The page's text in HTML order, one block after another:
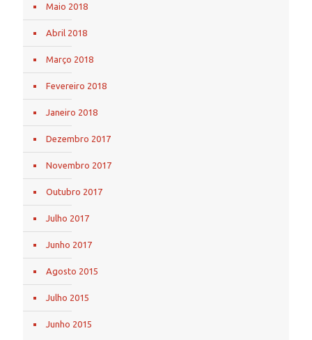
Maio 2018
Abril 2018
Março 2018
Fevereiro 2018
Janeiro 2018
Dezembro 2017
Novembro 2017
Outubro 2017
Julho 2017
Junho 2017
Agosto 2015
Julho 2015
Junho 2015